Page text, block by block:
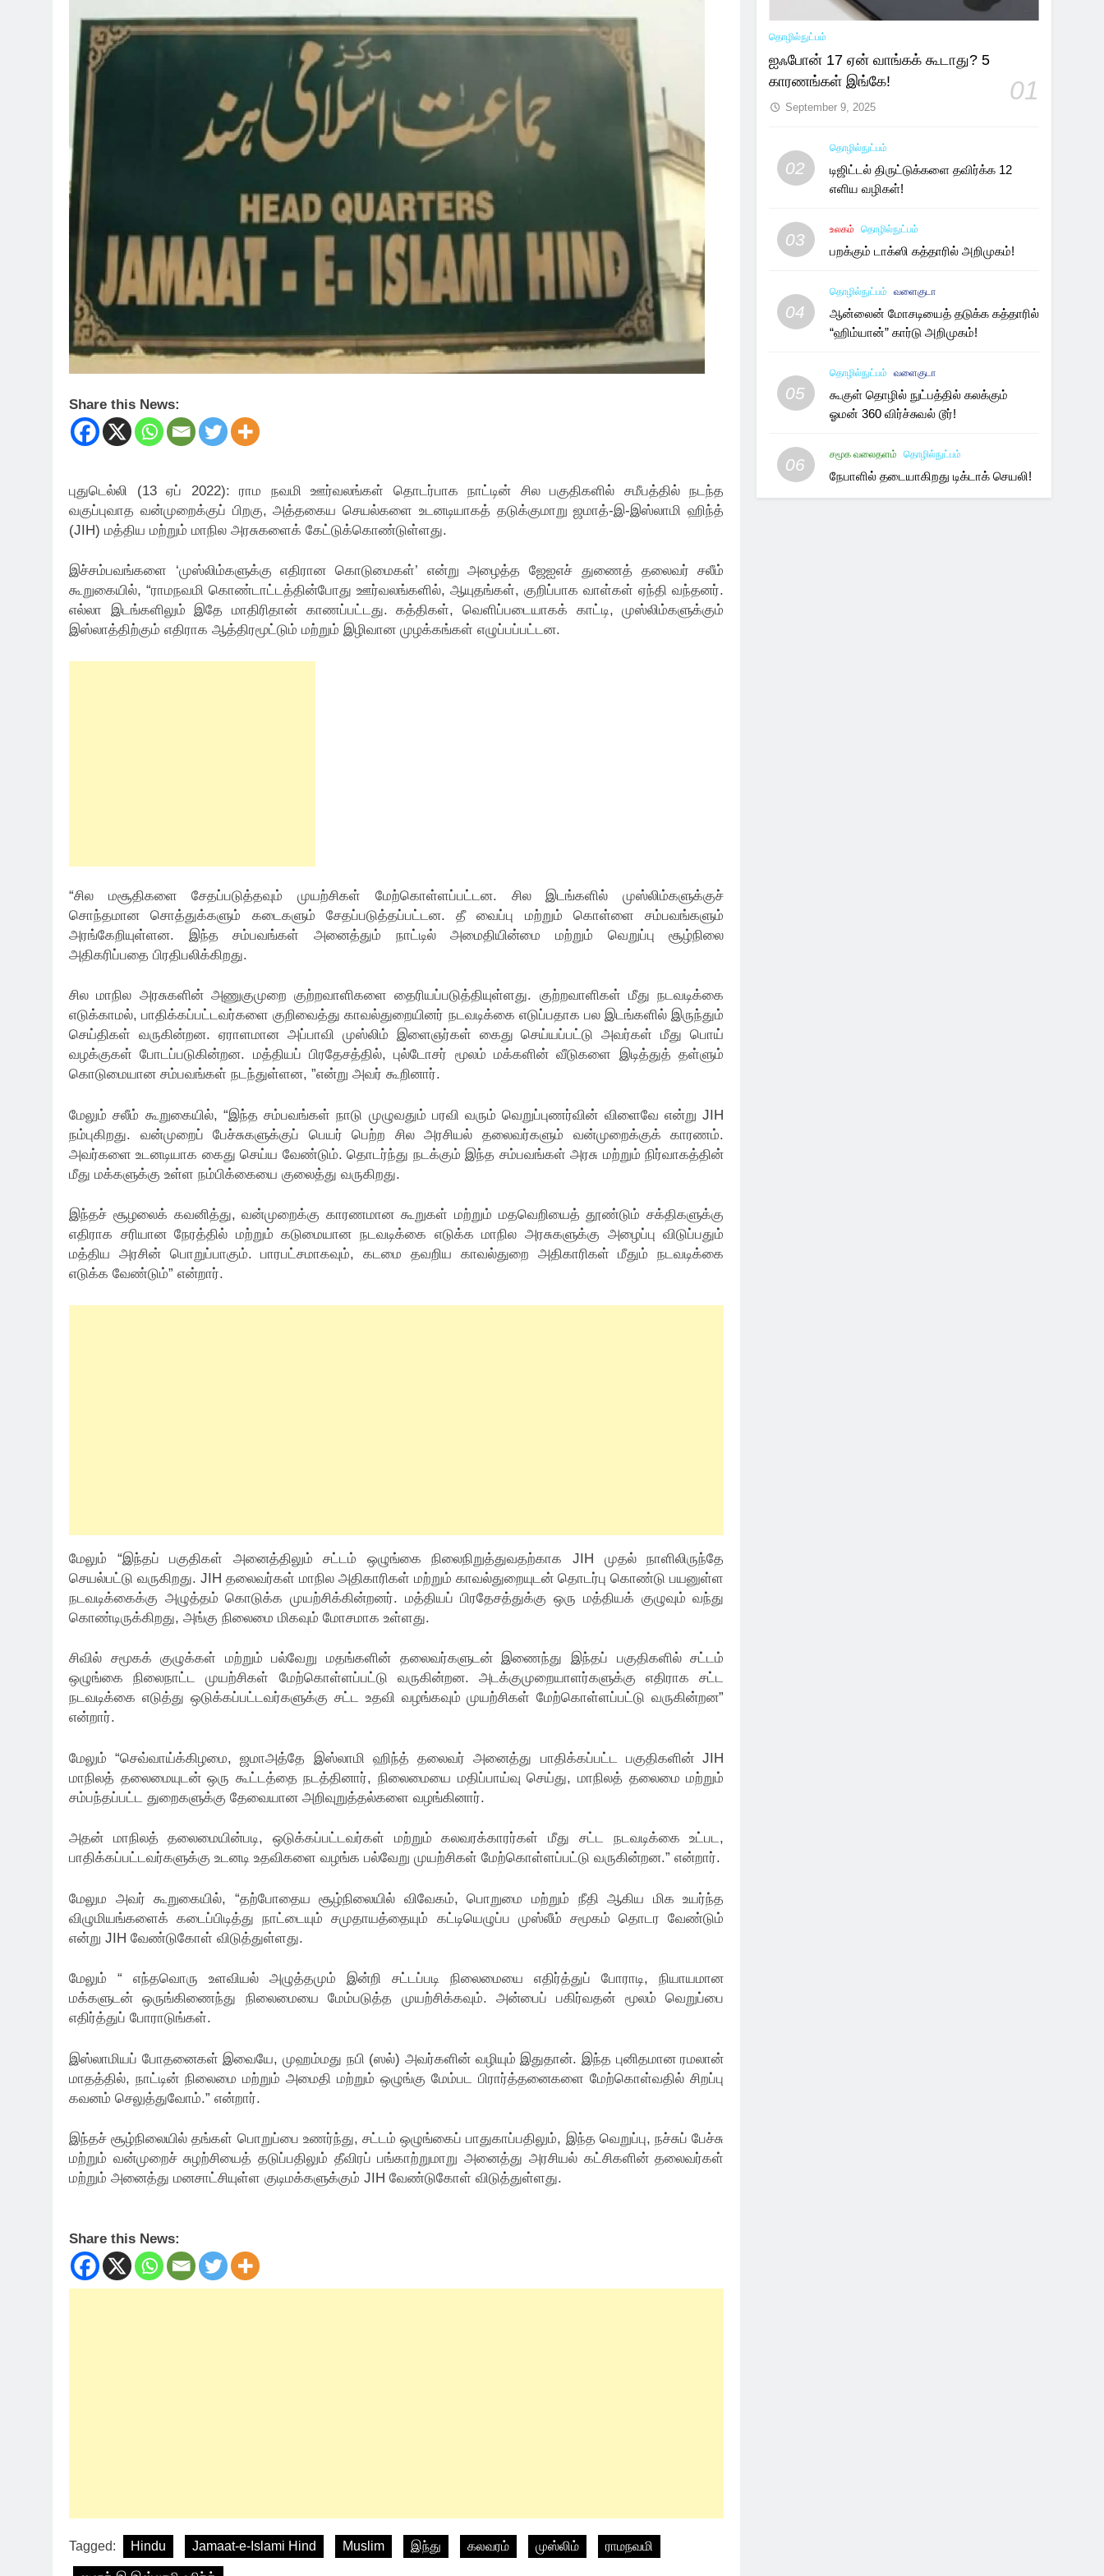
Share this News:
புதுடெல்லி (13 ஏப் 2022): ராம நவமி ஊர்வலங்கள் தொடர்பாக நாட்டின் சில பகுதிகளில் சமீபத்தில் நடந்த
வகுப்புவாத வன்முறைக்குப் பிறகு, அத்தகைய செயல்களை உடனடியாகத் தடுக்குமாறு ஜமாத்-இ-இஸ்லாமி ஹிந்த்
(JIH) மத்திய மற்றும் மாநில அரசுகளைக் கேட்டுக்கொண்டுள்ளது.
இச்சம்பவங்களை ‘முஸ்லிம்களுக்கு எதிரான கொடுமைகள்’ என்று அழைத்த ஜேஐஎச் துணைத் தலைவர் சலீம்
கூறுகையில், “ராமநவமி கொண்டாட்டத்தின்போது ஊர்வலங்களில், ஆயுதங்கள், குறிப்பாக வாள்கள் ஏந்தி வந்தனர்.
எல்லா இடங்களிலும் இதே மாதிரிதான் காணப்பட்டது. கத்திகள், வெளிப்படையாகக் காட்டி, முஸ்லிம்களுக்கும்
இஸ்லாத்திற்கும் எதிராக ஆத்திரமூட்டும் மற்றும் இழிவான முழக்கங்கள் எழுப்பப்பட்டன.
“சில மசூதிகளை சேதப்படுத்தவும் முயற்சிகள் மேற்கொள்ளப்பட்டன. சில இடங்களில் முஸ்லிம்களுக்குச்
சொந்தமான சொத்துக்களும் கடைகளும் சேதப்படுத்தப்பட்டன. தீ வைப்பு மற்றும் கொள்ளை சம்பவங்களும்
அரங்கேறியுள்ளன. இந்த சம்பவங்கள் அனைத்தும் நாட்டில் அமைதியின்மை மற்றும் வெறுப்பு சூழ்நிலை
அதிகரிப்பதை பிரதிபலிக்கிறது.
சில மாநில அரசுகளின் அணுகுமுறை குற்றவாளிகளை தைரியப்படுத்தியுள்ளது. குற்றவாளிகள் மீது நடவடிக்கை
எடுக்காமல், பாதிக்கப்பட்டவர்களை குறிவைத்து காவல்துறையினர் நடவடிக்கை எடுப்பதாக பல இடங்களில் இருந்தும்
செய்திகள் வருகின்றன. ஏராளமான அப்பாவி முஸ்லிம் இளைஞர்கள் கைது செய்யப்பட்டு அவர்கள் மீது பொய்
வழக்குகள் போடப்படுகின்றன. மத்தியப் பிரதேசத்தில், புல்டோசர் மூலம் மக்களின் வீடுகளை இடித்துத் தள்ளும்
கொடுமையான சம்பவங்கள் நடந்துள்ளன, ”என்று அவர் கூறினார்.
மேலும் சலீம் கூறுகையில், “இந்த சம்பவங்கள் நாடு முழுவதும் பரவி வரும் வெறுப்புணர்வின் விளைவே என்று JIH
நம்புகிறது. வன்முறைப் பேச்சுகளுக்குப் பெயர் பெற்ற சில அரசியல் தலைவர்களும் வன்முறைக்குக் காரணம்.
அவர்களை உடனடியாக கைது செய்ய வேண்டும். தொடர்ந்து நடக்கும் இந்த சம்பவங்கள் அரசு மற்றும் நிர்வாகத்தின்
மீது மக்களுக்கு உள்ள நம்பிக்கையை குலைத்து வருகிறது.
இந்தச் சூழலைக் கவனித்து, வன்முறைக்கு காரணமான கூறுகள் மற்றும் மதவெறியைத் தூண்டும் சக்திகளுக்கு
எதிராக சரியான நேரத்தில் மற்றும் கடுமையான நடவடிக்கை எடுக்க மாநில அரசுகளுக்கு அழைப்பு விடுப்பதும்
மத்திய அரசின் பொறுப்பாகும். பாரபட்சமாகவும், கடமை தவறிய காவல்துறை அதிகாரிகள் மீதும் நடவடிக்கை
எடுக்க வேண்டும்” என்றார்.
மேலும் “இந்தப் பகுதிகள் அனைத்திலும் சட்டம் ஒழுங்கை நிலைநிறுத்துவதற்காக JIH முதல் நாளிலிருந்தே
செயல்பட்டு வருகிறது. JIH தலைவர்கள் மாநில அதிகாரிகள் மற்றும் காவல்துறையுடன் தொடர்பு கொண்டு பயனுள்ள
நடவடிக்கைக்கு அழுத்தம் கொடுக்க முயற்சிக்கின்றனர். மத்தியப் பிரதேசத்துக்கு ஒரு மத்தியக் குழுவும் வந்து
கொண்டிருக்கிறது, அங்கு நிலைமை மிகவும் மோசமாக உள்ளது.
சிவில் சமூகக் குழுக்கள் மற்றும் பல்வேறு மதங்களின் தலைவர்களுடன் இணைந்து இந்தப் பகுதிகளில் சட்டம்
ஒழுங்கை நிலைநாட்ட முயற்சிகள் மேற்கொள்ளப்பட்டு வருகின்றன. அடக்குமுறையாளர்களுக்கு எதிராக சட்ட
நடவடிக்கை எடுத்து ஒடுக்கப்பட்டவர்களுக்கு சட்ட உதவி வழங்கவும் முயற்சிகள் மேற்கொள்ளப்பட்டு வருகின்றன”
என்றார்.
மேலும் “செவ்வாய்க்கிழமை, ஜமாஅத்தே இஸ்லாமி ஹிந்த் தலைவர் அனைத்து பாதிக்கப்பட்ட பகுதிகளின் JIH
மாநிலத் தலைமையுடன் ஒரு கூட்டத்தை நடத்தினார், நிலைமையை மதிப்பாய்வு செய்து, மாநிலத் தலைமை மற்றும்
சம்பந்தப்பட்ட துறைகளுக்கு தேவையான அறிவுறுத்தல்களை வழங்கினார்.
அதன் மாநிலத் தலைமையின்படி, ஒடுக்கப்பட்டவர்கள் மற்றும் கலவரக்காரர்கள் மீது சட்ட நடவடிக்கை உட்பட,
பாதிக்கப்பட்டவர்களுக்கு உடனடி உதவிகளை வழங்க பல்வேறு முயற்சிகள் மேற்கொள்ளப்பட்டு வருகின்றன.” என்றார்.
மேலும அவர் கூறுகையில், “தற்போதைய சூழ்நிலையில் விவேகம், பொறுமை மற்றும் நீதி ஆகிய மிக உயர்ந்த
விழுமியங்களைக் கடைப்பிடித்து நாட்டையும் சமுதாயத்தையும் கட்டியெழுப்ப முஸ்லீம் சமூகம் தொடர வேண்டும்
என்று JIH வேண்டுகோள் விடுத்துள்ளது.
மேலும் “ எந்தவொரு உளவியல் அழுத்தமும் இன்றி சட்டப்படி நிலைமையை எதிர்த்துப் போராடி, நியாயமான
மக்களுடன் ஒருங்கிணைந்து நிலைமையை மேம்படுத்த முயற்சிக்கவும். அன்பைப் பகிர்வதன் மூலம் வெறுப்பை
எதிர்த்துப் போராடுங்கள்.
இஸ்லாமியப் போதனைகள் இவையே, முஹம்மது நபி (ஸல்) அவர்களின் வழியும் இதுதான். இந்த புனிதமான ரமலான்
மாதத்தில், நாட்டின் நிலைமை மற்றும் அமைதி மற்றும் ஒழுங்கு மேம்பட பிரார்த்தனைகளை மேற்கொள்வதில் சிறப்பு
கவனம் செலுத்துவோம்.” என்றார்.
இந்தச் சூழ்நிலையில் தங்கள் பொறுப்பை உணர்ந்து, சட்டம் ஒழுங்கைப் பாதுகாப்பதிலும், இந்த வெறுப்பு, நச்சுப் பேச்சு
மற்றும் வன்முறைச் சுழற்சியைத் தடுப்பதிலும் தீவிரப் பங்காற்றுமாறு அனைத்து அரசியல் கட்சிகளின் தலைவர்கள்
மற்றும் அனைத்து மனசாட்சியுள்ள குடிமக்களுக்கும் JIH வேண்டுகோள் விடுத்துள்ளது.
Share this News:
Tagged: Hindu Jamaat-e-Islami Hind Muslim இந்து கலவரம் முஸ்லிம் ராமநவமி
தொழில்நுட்பம்
ஐஃபோன் 17 ஏன் வாங்கக் கூடாது? 5
காரணங்கள் இங்கே!
01
September 9, 2025
02
தொழில்நுட்பம்
டிஜிட்டல் திருட்டுக்களை தவிர்க்க 12
எளிய வழிகள்!
03
உலகம் தொழில்நுட்பம்
பறக்கும் டாக்ஸி கத்தாரில் அறிமுகம்!
04
தொழில்நுட்பம் வளைகுடா
ஆன்லைன் மோசடியைத் தடுக்க கத்தாரில்
“ஹிம்யான்” கார்டு அறிமுகம்!
05
தொழில்நுட்பம் வளைகுடா
கூகுள் தொழில் நுட்பத்தில் கலக்கும்
ஓமன் 360 விர்ச்சுவல் டூர்!
06
சமூக வலைதளம் தொழில்நுட்பம்
நேபாளில் தடையாகிறது டிக்டாக் செயலி!